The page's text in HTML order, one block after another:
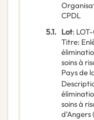
CPDL
5.1. Lot:
Titre:
soins à
Pays de
soins à
d’Angers